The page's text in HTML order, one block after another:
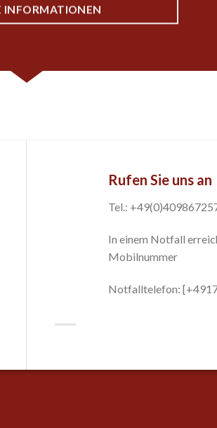
INFORMATIONEN
Rufen Sie uns an
Tel.:
In einem Notfall
Mobilnummer
Notfalltelefon: